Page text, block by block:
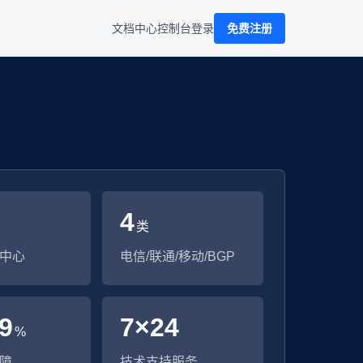
文档中心控制台登录 免费注册
心
4类
电信/联通/移动/BGP
% 7×24